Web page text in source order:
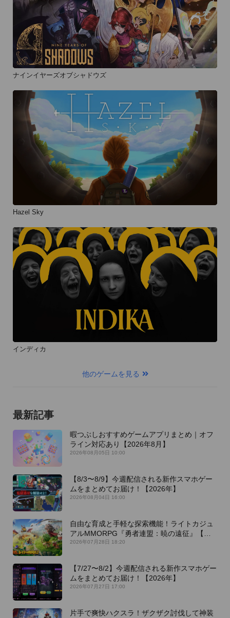
ナインイヤーズオブシャドウズ
Hazel Sky
インディカ
他のゲームを見る
最新記事
暇つぶしおすすめゲームアプリまとめ｜オフ
ライン対応あり【2026年8月】
2026年08月05日 10:00
【8/3〜8/9】今週配信される新作スマホゲー
ムをまとめてお届け！【2026年】
2026年08月04日 16:00
自由な育成と手軽な探索機能！ライトカジュ
アルMMORPG『勇者連盟：暁の遠征』【最
新作PICKUP】
2026年07月28日 18:20
【7/27〜8/2】今週配信される新作スマホゲー
ムをまとめてお届け！【2026年】
2026年07月27日 17:00
片手で爽快ハクスラ！ザクザク討伐して神装